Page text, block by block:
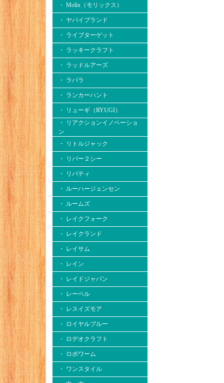
・ Molix（モリックス）
・ ヤバイブランド
・ ライブターゲット
・ ラッキークラフト
・ ラッドルアーズ
・ ラパラ
・ ランカーハント
・ リューギ（RYUGI）
・ リアクションイノベーショ
ン
・ リトルジャック
・ リバー２シー
・ リバティ
・ ルーハージェンセン
・ ルームズ
・ レイクフォーク
・ レイクランド
・ レイサム
・ レイン
・ レイドジャパン
・ レーベル
・ レスイズモア
・ ロイヤルブルー
・ ロデオクラフト
・ ロボワーム
・ ワンスタイル